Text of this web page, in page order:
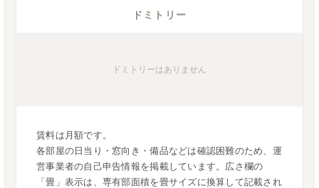
ドミトリー
ドミトリーはありません
賃料は月額です。
各部屋の日当り・窓向き・備品などは確認困難のため、運
営事業者の自己申告情報を掲載しています。広さ欄の
「畳」表示は、専有部面積を畳サイズに換算して記載され